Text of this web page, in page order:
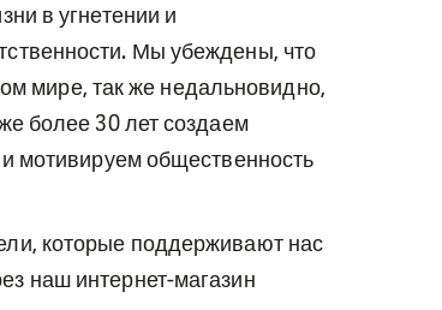
в угнетении и
Мы убеждены, что
мире, так же недальновидно,
более 30 лет создаем
мотивируем общественность
которые поддерживают нас
наш интернет-магазин